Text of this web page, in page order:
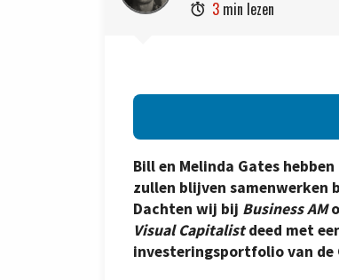
 3 min lezen
Bill en Melinda Gates
zullen blijven samenwerken
Dachten wij bij Business AM
Visual Capitalistdeed met
investeringsportfolio van de